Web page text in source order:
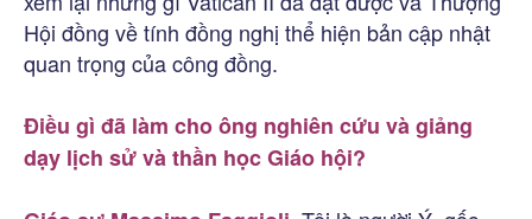
Hội đồng về tính đồng nghị thể hiện bản cập nhật
quan trọng của công đồng.
Điều gì đã làm cho ông nghiên cứu và giảng
dạy lịch sử và thần học Giáo hội?